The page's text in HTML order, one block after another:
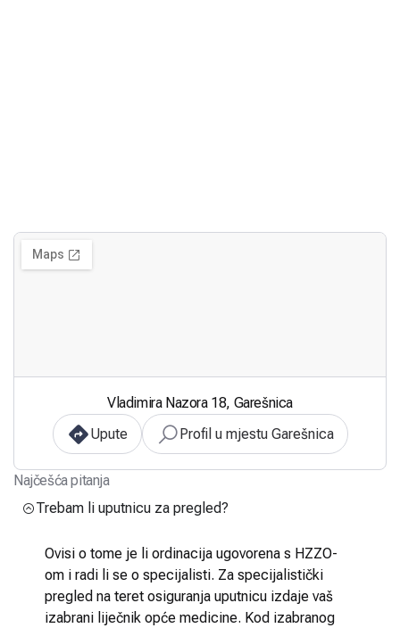
Vladimira Nazora 18, Garešnica
Upute
Profil u mjestu Garešnica
Najčešća pitanja
Trebam li uputnicu za pregled?
Ovisi o tome je li ordinacija ugovorena s HZZO-
om i radi li se o specijalisti. Za specijalistički
pregled na teret osiguranja uputnicu izdaje vaš
izabrani liječnik opće medicine. Kod izabranog